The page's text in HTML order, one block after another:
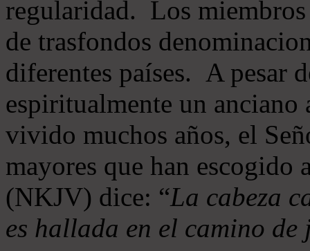
regularidad. Los
de trasfondos
diferentes países. A pesar
espiritualmente un
vivido muchos años, el
mayores que han
(NKJV) dice: “La cabeza
es hallada en el camino de